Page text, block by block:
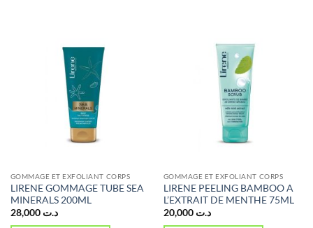
GOMMAGE ET EXFOLIANT CORPS
LIRENE GOMMAGE TUBE SEA
MINERALS 200ML
د.ت 28,000
GOMMAGE ET EXFOLIANT CORPS
LIRENE PEELING BAMBOO A
L’EXTRAIT DE MENTHE 75ML
د.ت 20,000